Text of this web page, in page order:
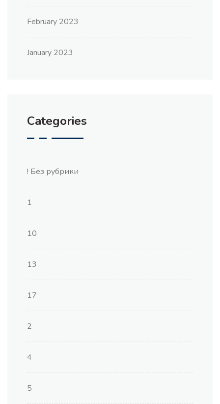
February 2023
January 2023
Categories
! Без рубрики
1
10
13
17
2
4
5